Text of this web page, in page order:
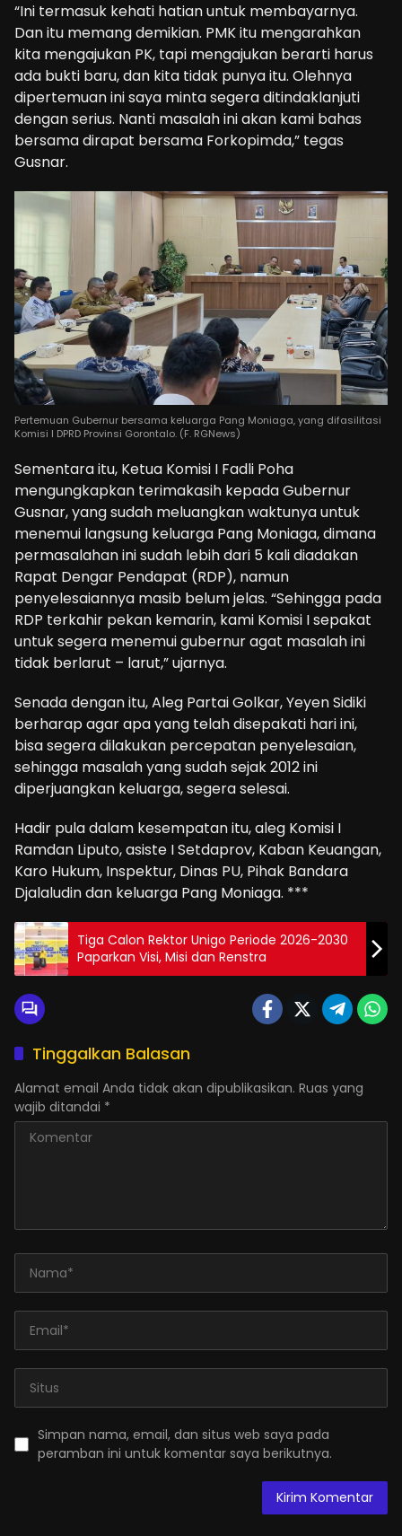
“Ini termasuk kehati hatian untuk membayarnya.
Dan itu memang demikian. PMK itu mengarahkan
kita mengajukan PK, tapi mengajukan berarti harus
ada bukti baru, dan kita tidak punya itu. Olehnya
dipertemuan ini saya minta segera ditindaklanjuti
dengan serius. Nanti masalah ini akan kami bahas
bersama dirapat bersama Forkopimda,” tegas
Gusnar.
Pertemuan Gubernur bersama keluarga Pang Moniaga, yang difasilitasi
Komisi I DPRD Provinsi Gorontalo. (F. RGNews)
Sementara itu, Ketua Komisi I Fadli Poha
mengungkapkan terimakasih kepada Gubernur
Gusnar, yang sudah meluangkan waktunya untuk
menemui langsung keluarga Pang Moniaga, dimana
permasalahan ini sudah lebih dari 5 kali diadakan
Rapat Dengar Pendapat (RDP), namun
penyelesaiannya masib belum jelas. “Sehingga pada
RDP terkahir pekan kemarin, kami Komisi I sepakat
untuk segera menemui gubernur agat masalah ini
tidak berlarut – larut,” ujarnya.
Senada dengan itu, Aleg Partai Golkar, Yeyen Sidiki
berharap agar apa yang telah disepakati hari ini,
bisa segera dilakukan percepatan penyelesaian,
sehingga masalah yang sudah sejak 2012 ini
diperjuangkan keluarga, segera selesai.
Hadir pula dalam kesempatan itu, aleg Komisi I
Ramdan Liputo, asiste I Setdaprov, Kaban Keuangan,
Karo Hukum, Inspektur, Dinas PU, Pihak Bandara
Djalaludin dan keluarga Pang Moniaga. ***
Tiga Calon Rektor Unigo Periode 2026-2030
Paparkan Visi, Misi dan Renstra
Tinggalkan Balasan
Alamat email Anda tidak akan dipublikasikan. Ruas yang
wajib ditandai *
Simpan nama, email, dan situs web saya pada
peramban ini untuk komentar saya berikutnya.